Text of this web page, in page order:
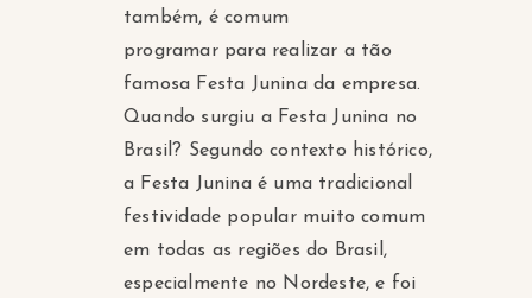
também, é comum
programar para realizar a tão
famosa Festa Junina da empresa.
Quando surgiu a Festa Junina no
Brasil? Segundo contexto histórico,
a Festa Junina é uma tradicional
festividade popular muito comum
em todas as regiões do Brasil,
especialmente no Nordeste, e foi